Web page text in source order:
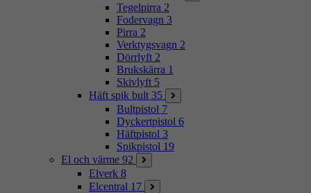
Tegelpirra 2
Fodervagn 3
Pirra 2
Verktygsvagn 2
Dörrlyft 2
Brukskärra 1
Skivlyft 5
Häft spik bult 35
Bultpistol 7
Dyckertpistol 6
Häftpistol 3
Spikpistol 19
El och värme 92
Elverk 8
Elcentral 17